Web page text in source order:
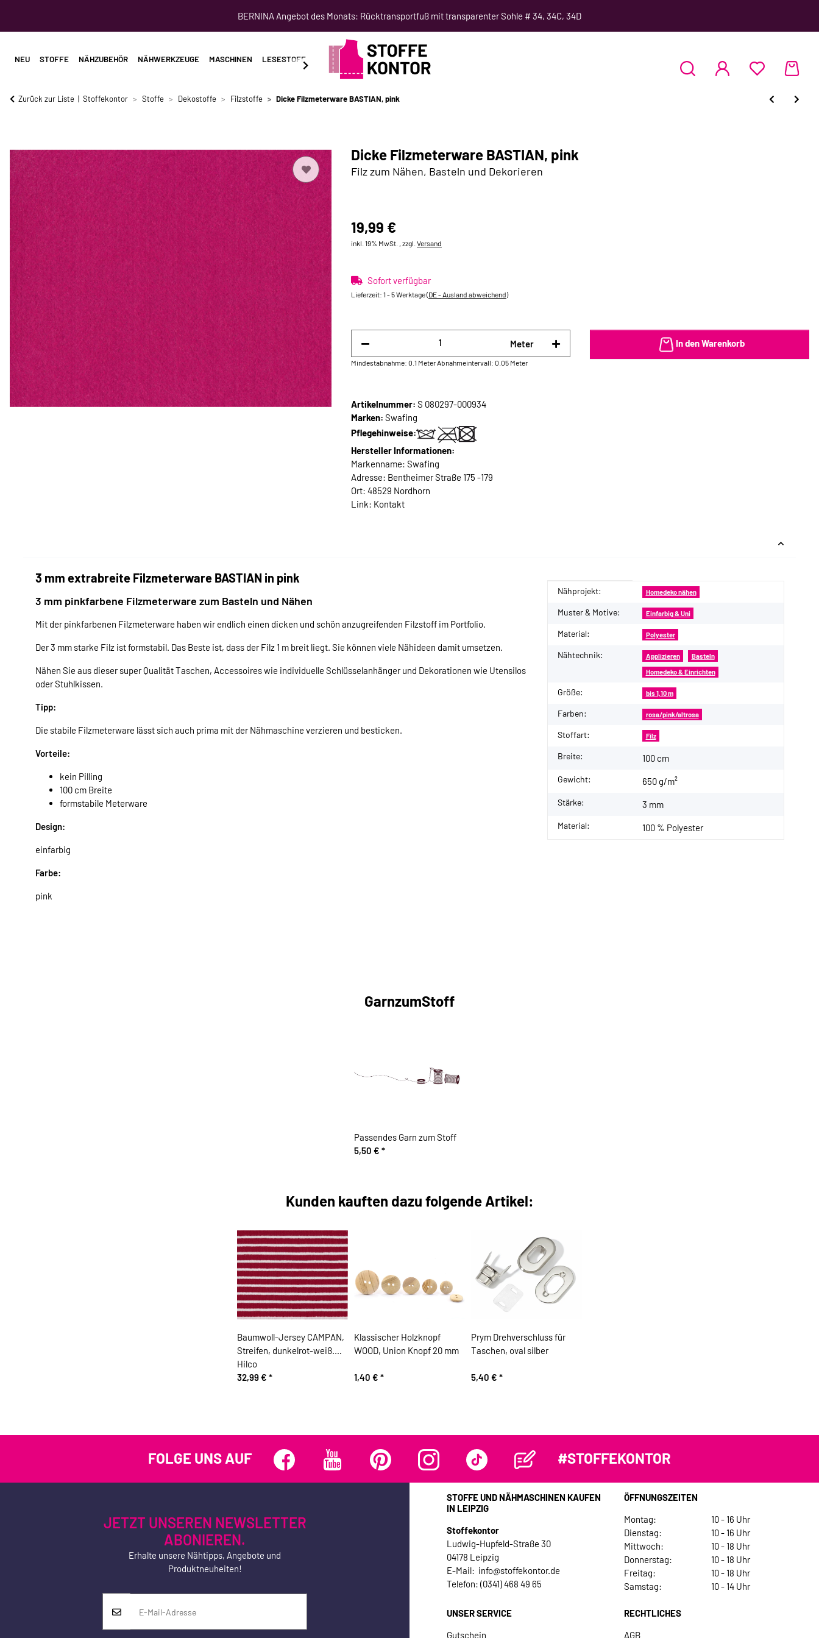
BERNINA Angebot des Monats: Rücktransportfuß mit transparenter Sohle # 34, 34C, 34D
NEU STOFFE NÄHZUBEHÖR NÄHWERKZEUGE MASCHINEN LESESTOFF SCHNITTMUSTER NÄHKURSE
Zurück zur Liste Stoffekontor Stoffe Dekostoffe Filzstoffe Dicke Filzmeterware BASTIAN, pink
Dicke Filzmeterware BASTIAN, pink
Filz zum Nähen, Basteln und Dekorieren
19,99 €
inkl. 19% MwSt. , zzgl. Versand
Sofort verfügbar
Lieferzeit: 1 - 5 Werktage(DE - Ausland abweichend)
Meter
Mindestabnahme: 0.1 MeterAbnahmeintervall: 0.05 Meter
In den Warenkorb
Artikelnummer: S 080297-000934
Marken: Swafing
Pflegehinweise:
Hersteller Informationen:
Markenname: Swafing
Adresse: Bentheimer Straße 175 -179
Ort: 48529 Nordhorn
Link: Kontakt
3 mm extrabreite Filzmeterware BASTIAN in pink
3 mm pinkfarbene Filzmeterware zum Basteln und Nähen
Mit der pinkfarbenen Filzmeterware haben wir endlich einen dicken und schön anzugreifenden Filzstoff im Portfolio.
Der 3 mm starke Filz ist formstabil. Das Beste ist, dass der Filz 1 m breit liegt. Sie können viele Nähideen damit umsetzen.
Nähen Sie aus dieser super Qualität Taschen, Accessoires wie individuelle Schlüsselanhänger und Dekorationen wie Utensilos
oder Stuhlkissen.
Tipp:
Die stabile Filzmeterware lässt sich auch prima mit der Nähmaschine verzieren und besticken.
Vorteile:
kein Pilling
100 cm Breite
formstabile Meterware
Design:
einfarbig
Farbe:
pink
Produkteigenschaft
Wert
Nähprojekt: Homedeko nähen
Muster & Motive: Einfarbig & Uni
Material: Polyester
Nähtechnik: Applizieren Basteln
Homedeko & Einrichten
Größe: bis 1,10 m
Farben: rosa/pink/altrosa
Stoffart: Filz
Breite: 100 cm
Gewicht: 650 g/m²
Stärke: 3 mm
Material: 100 % Polyester
GarnzumStoff
Passendes Garn zum Stoff
5,50 € *
Kunden kauften dazu folgende Artikel:
Baumwoll-Jersey CAMPAN,
Streifen, dunkelrot-weiß.
Hilco
32,99 € *
Klassischer Holzknopf
WOOD, Union Knopf 20 mm
1,40 € *
Prym Drehverschluss für
Taschen, oval silber
5,40 € *
FOLGE UNS AUF #STOFFEKONTOR
JETZT UNSEREN NEWSLETTER
ABONIEREN.
Erhalte unsere Nähtipps, Angebote und
Produktneuheiten!
STOFFE UND NÄHMASCHINEN KAUFEN
IN LEIPZIG
Stoffekontor
Ludwig-Hupfeld-Straße 30
04178 Leipzig
E-Mail: info@stoffekontor.de
Telefon: (0341) 468 49 65
ÖFFNUNGSZEITEN
Montag:
10 - 16 Uhr
Dienstag:
10 - 16 Uhr
Mittwoch:
10 - 18 Uhr
Donnerstag:
10 - 18 Uhr
Freitag:
10 - 18 Uhr
Samstag:
10 - 14 Uhr
UNSER SERVICE
Gutschein
RECHTLICHES
AGB